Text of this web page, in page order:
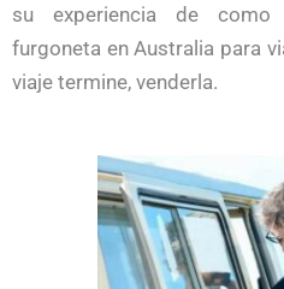
su experiencia de como
furgoneta en Australia para
viaje termine, venderla.